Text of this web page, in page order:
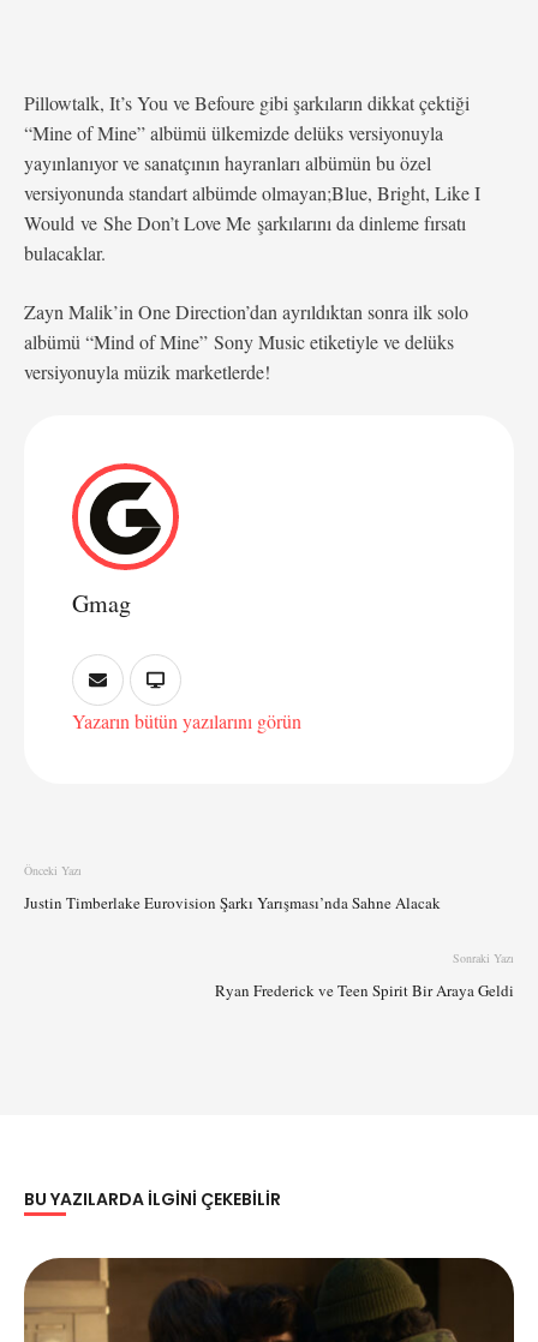
Pillowtalk, It’s You ve Befoure gibi şarkıların dikkat çektiği
“Mine of Mine” albümü ülkemizde delüks versiyonuyla
yayınlanıyor ve sanatçının hayranları albümün bu özel
versiyonunda standart albümde olmayan;Blue, Bright, Like I
Would ve She Don’t Love Me şarkılarını da dinleme fırsatı
bulacaklar.
Zayn Malik’in One Direction’dan ayrıldıktan sonra ilk solo
albümü “Mind of Mine” Sony Music etiketiyle ve delüks
versiyonuyla müzik marketlerde!
Gmag
Yazarın bütün yazılarını görün
Önceki Yazı
Justin Timberlake Eurovision Şarkı Yarışması’nda Sahne Alacak
Sonraki Yazı
Ryan Frederick ve Teen Spirit Bir Araya Geldi
BU YAZILARDA ILGINI ÇEKEBILIR